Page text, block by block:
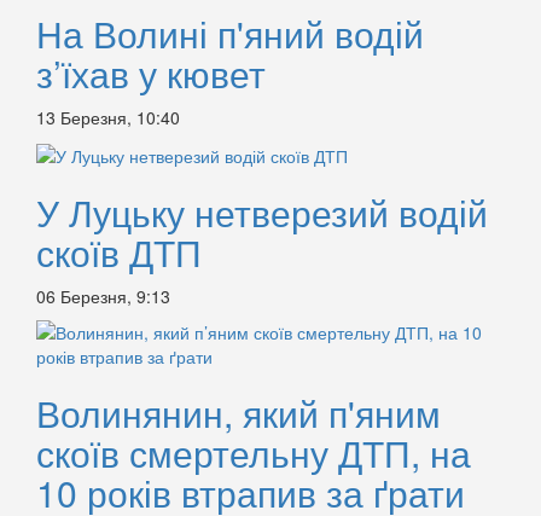
На Волині п'яний водій
з’їхав у кювет
13 Березня, 10:40
У Луцьку нетверезий водій
скоїв ДТП
06 Березня, 9:13
Волинянин, який п'яним
скоїв смертельну ДТП, на
10 років втрапив за ґрати